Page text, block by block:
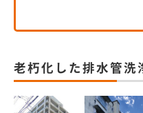
老朽化した排水管